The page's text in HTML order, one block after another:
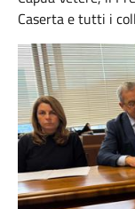
Caserta e tutti i